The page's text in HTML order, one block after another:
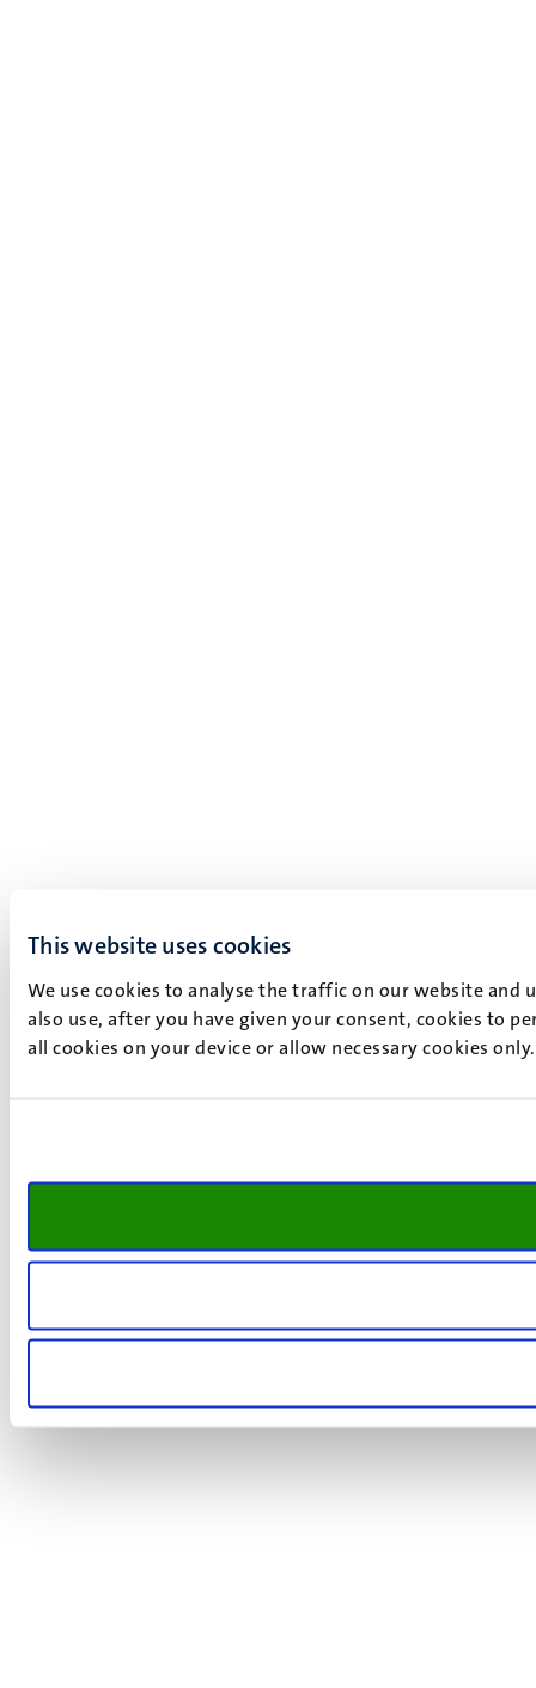
This website uses cookies
We use cookies to analyse the traffic on our website and
also use, after you have given your consent, cookies to
all cookies on your device or allow necessary cookies